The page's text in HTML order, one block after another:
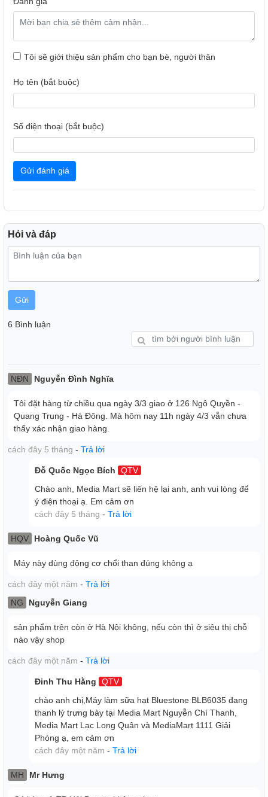
Máy sở hữu lưỡi dao 8 cánh sắc bén và tốc độ xay 35.000
nhuyễn mịn dễ dàng, không thừa cặn.
Dung tích cối xay lên đến 1.75 lít bằng thuỷ tính, đáp ứng
nhu cầu sử dụng cho gia đình từ 4 - 5 người
Máy xay sinh tố Bluestone có thiết kế sang trọng, màu kem
Thiết kế tay cầm bọc nhựa cách nhiệt an toàn khi sử dụng
Tôi sẽ giới thiệu sản phẩm cho bạn bè, người thân
Họ tên (bắt buộc)
Số điện thoại (bắt buộc)
Gửi đánh giá
Hỏi và đáp
Gửi
6 Bình luận
NĐN Nguyễn Đình Nghĩa
Tôi đặt hàng từ chiều qua ngày 3/3 giao ở 126 Ngô Quyền -
Quang Trung - Hà Đông. Mà hôm nay 11h ngày 4/3 vẫn chưa
thấy xác nhận giao hàng.
cách đây 5 tháng - Trả lời
Đỗ Quốc Ngọc Bích
QTV
Chào anh, Media Mart sẽ liên hệ lại anh, anh vui lòng để
ý điện thoại ạ. Em cảm ơn
cách đây 5 tháng - Trả lời
HQV Hoàng Quốc Vũ
Máy này dùng động cơ chổi than đúng không ạ
cách đây một năm - Trả lời
NG
Nguyễn Giang
sản phẩm trên còn ở Hà Nội không, nếu còn thì ở siêu thị chỗ
nào vậy shop
cách đây một năm - Trả lời
Đinh Thu Hằng
QTV
chào anh chị,Máy làm sữa hạt Bluestone BLB6035 đang
thanh lý trưng bày tại Media Mart Nguyễn Chí Thanh,
Media Mart Lạc Long Quân và MediaMart 1111 Giải
Phóng ạ, em cảm ơn
cách đây một năm - Trả lời
MH Mr Hưng